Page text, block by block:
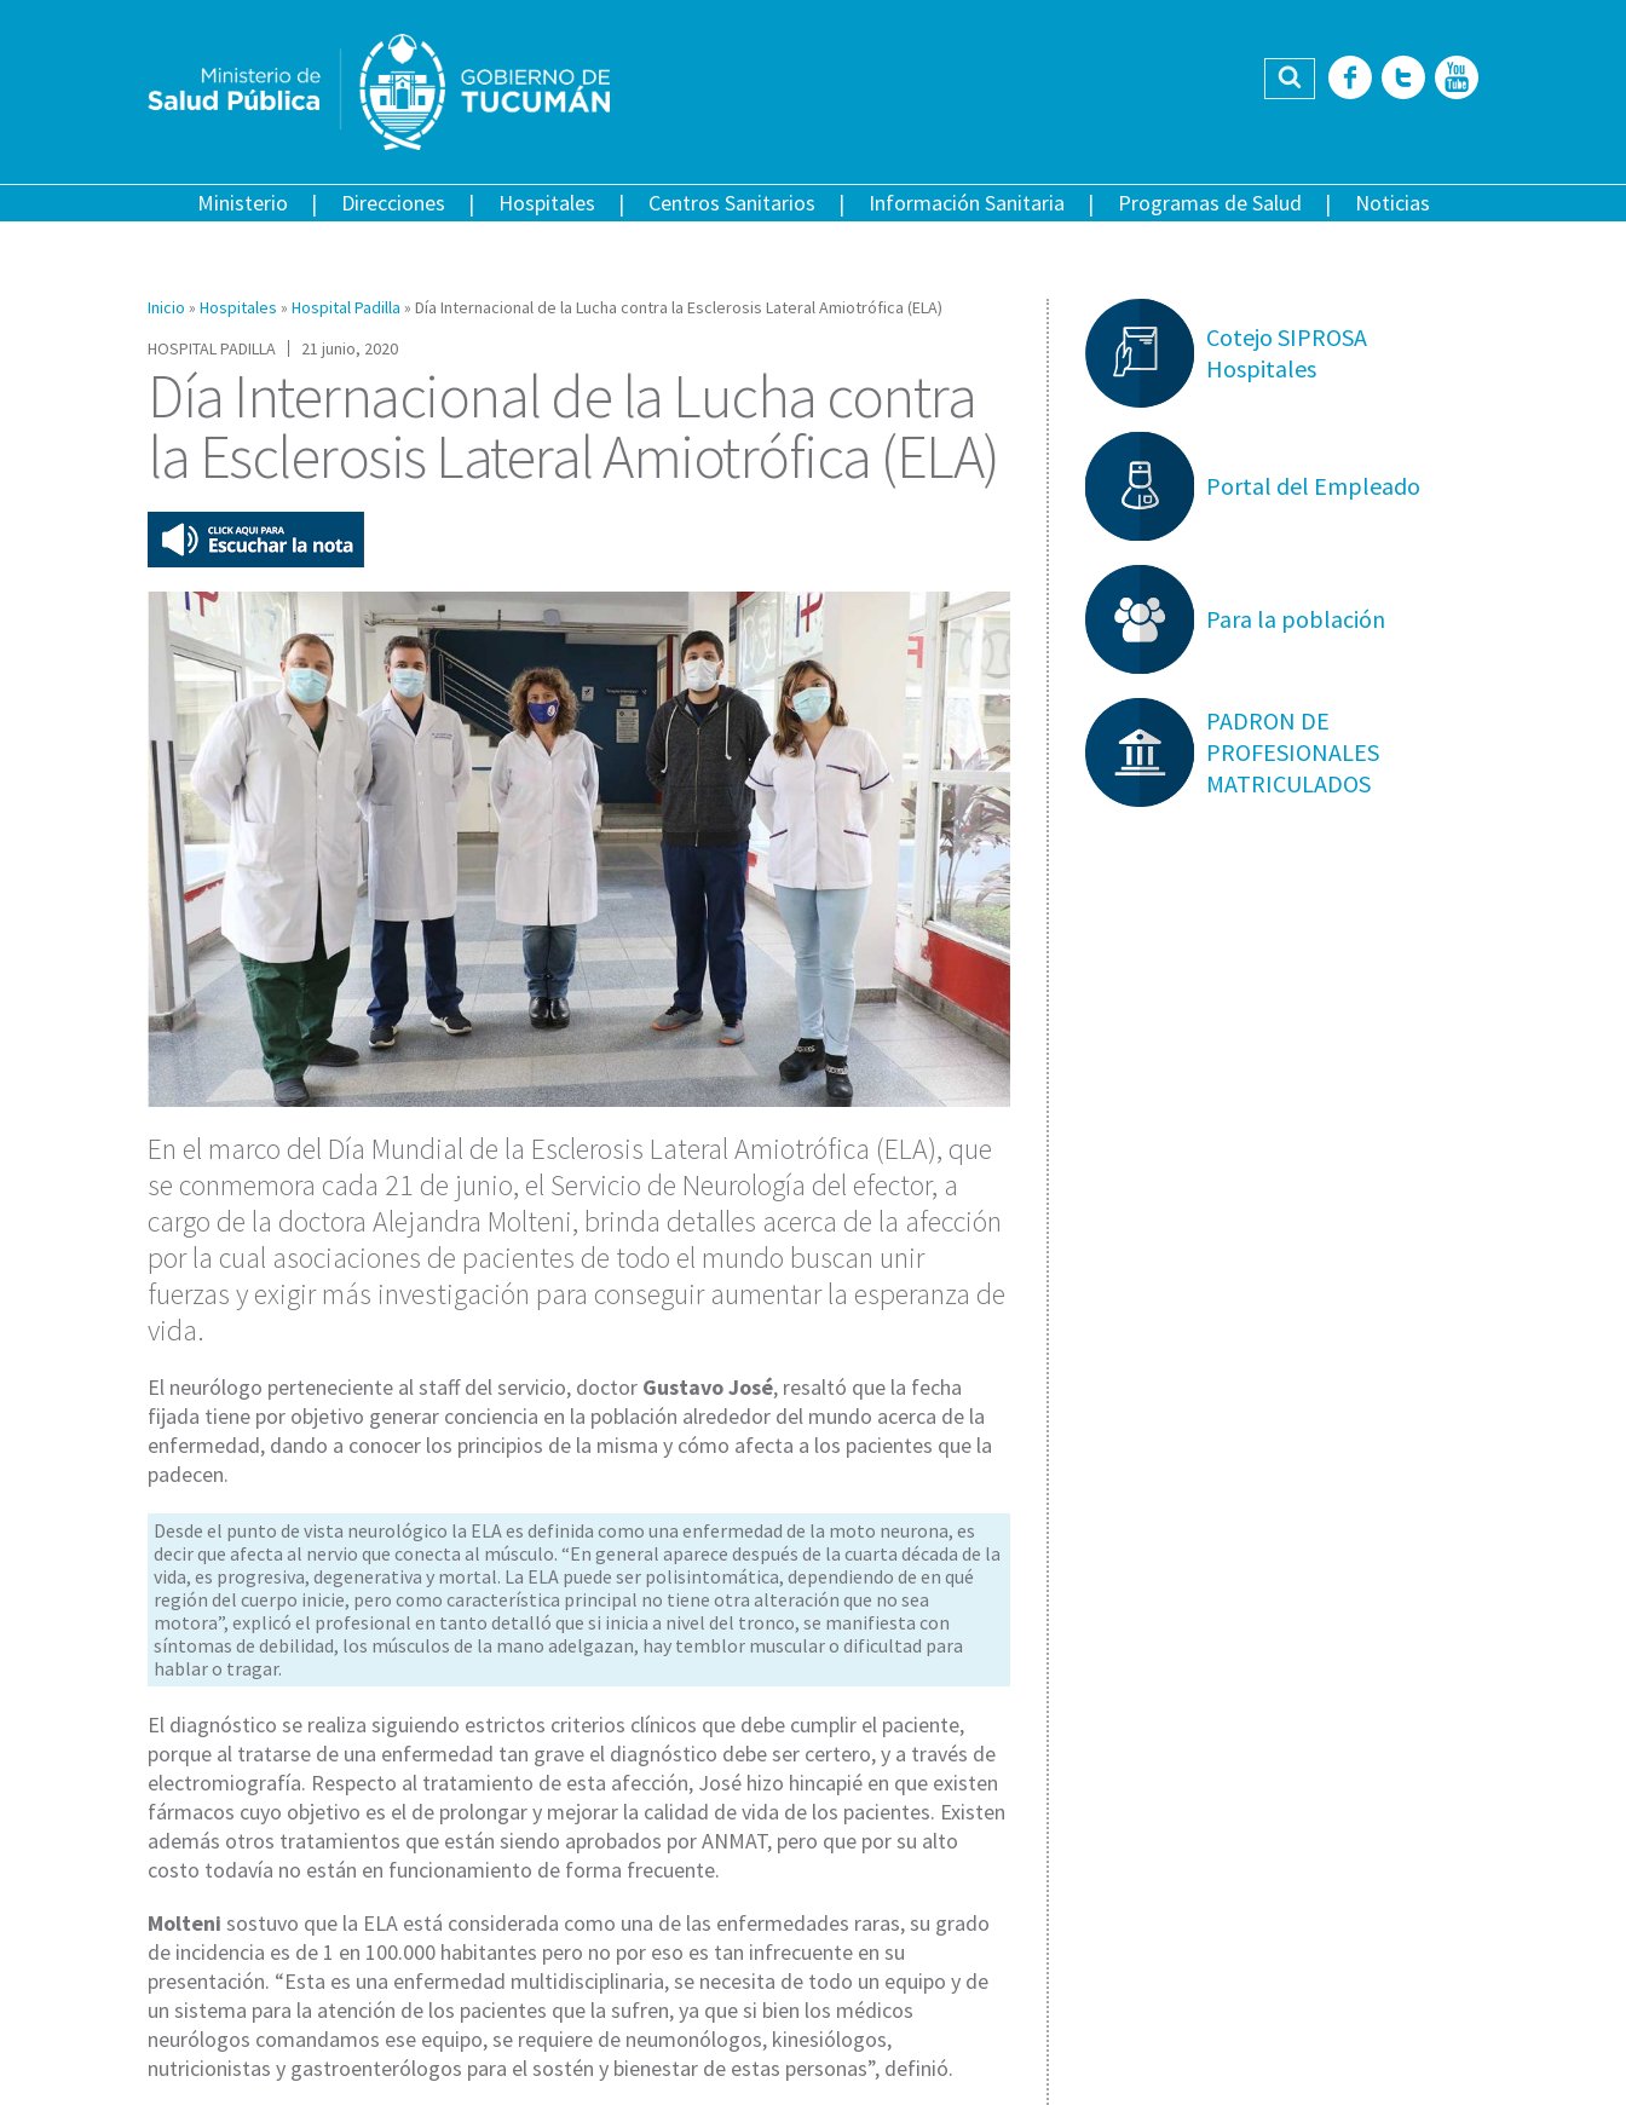
Buscar Facebook
Twitter
Ministerio Direcciones Hospitales Centros Sanitarios Información Sanitaria Programas de Salud Noticias
Inicio » Hospitales » Hospital Padilla » Día Internacional de la Lucha contra la Esclerosis Lateral Amiotrófica (ELA)
HOSPITAL PADILLA
21 junio, 2020
Día Internacional de la Lucha contra
la Esclerosis Lateral Amiotrófica (ELA)
En el marco del Día Mundial de la Esclerosis Lateral Amiotrófica (ELA), que
se conmemora cada 21 de junio, el Servicio de Neurología del efector, a
cargo de la doctora Alejandra Molteni, brinda detalles acerca de la afección
por la cual asociaciones de pacientes de todo el mundo buscan unir
fuerzas y exigir más investigación para conseguir aumentar la esperanza de
vida.
El neurólogo perteneciente al staff del servicio, doctor Gustavo José, resaltó que la fecha
fijada tiene por objetivo generar conciencia en la población alrededor del mundo acerca de la
enfermedad, dando a conocer los principios de la misma y cómo afecta a los pacientes que la
padecen.
Desde el punto de vista neurológico la ELA es definida como una enfermedad de la moto neurona, es
decir que afecta al nervio que conecta al músculo. “En general aparece después de la cuarta década de la
vida, es progresiva, degenerativa y mortal. La ELA puede ser polisintomática, dependiendo de en qué
región del cuerpo inicie, pero como característica principal no tiene otra alteración que no sea
motora”, explicó el profesional en tanto detalló que si inicia a nivel del tronco, se manifiesta con
síntomas de debilidad, los músculos de la mano adelgazan, hay temblor muscular o dificultad para
hablar o tragar.
El diagnóstico se realiza siguiendo estrictos criterios clínicos que debe cumplir el paciente,
porque al tratarse de una enfermedad tan grave el diagnóstico debe ser certero, y a través de
electromiografía. Respecto al tratamiento de esta afección, José hizo hincapié en que existen
fármacos cuyo objetivo es el de prolongar y mejorar la calidad de vida de los pacientes. Existen
además otros tratamientos que están siendo aprobados por ANMAT, pero que por su alto
costo todavía no están en funcionamiento de forma frecuente.
Molteni sostuvo que la ELA está considerada como una de las enfermedades raras, su grado
de incidencia es de 1 en 100.000 habitantes pero no por eso es tan infrecuente en su
presentación. “Esta es una enfermedad multidisciplinaria, se necesita de todo un equipo y de
un sistema para la atención de los pacientes que la sufren, ya que si bien los médicos
neurólogos comandamos ese equipo, se requiere de neumonólogos, kinesiólogos,
nutricionistas y gastroenterólogos para el sostén y bienestar de estas personas”, definió.
Cotejo SIPROSA
Hospitales
Portal del Empleado
Para la población
PADRON DE
PROFESIONALES
MATRICULADOS